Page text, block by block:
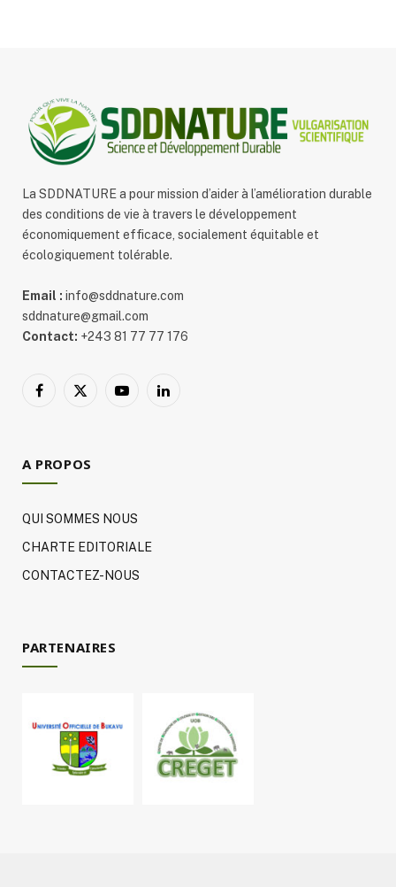
La SDDNATURE a pour mission d’aider à l’amélioration durable
des conditions de vie à travers le développement
économiquement efficace, socialement équitable et
écologiquement tolérable.
Email : info@sddnature.com
sddnature@gmail.com
Contact: +243 81 77 77 176
Facebook
X
YouTubeLinkedIn
A PROPOS
QUI SOMMES NOUS
CHARTE EDITORIALE
CONTACTEZ-NOUS
PARTENAIRES